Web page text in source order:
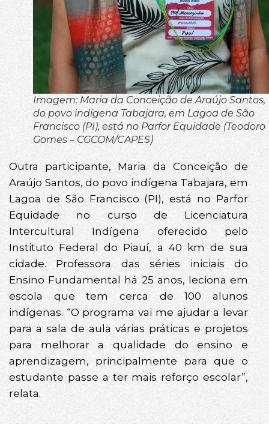
Imagem: Maria da Conceição de Araújo Santos,
do povo indígena Tabajara, em Lagoa de São
Francisco (PI), está no Parfor Equidade (Teodoro
Gomes – CGCOM/CAPES)
Outra participante, Maria da Conceição de
Araújo Santos, do povo indígena Tabajara, em
Lagoa de São Francisco (PI), está no Parfor
Equidade no curso de Licenciatura
Intercultural Indígena oferecido pelo
Instituto Federal do Piauí, a 40 km de sua
cidade. Professora das séries iniciais do
Ensino Fundamental há 25 anos, leciona em
escola que tem cerca de 100 alunos
indígenas. “O programa vai me ajudar a levar
para a sala de aula várias práticas e projetos
para melhorar a qualidade do ensino e
aprendizagem, principalmente para que o
estudante passe a ter mais reforço escolar”,
relata.